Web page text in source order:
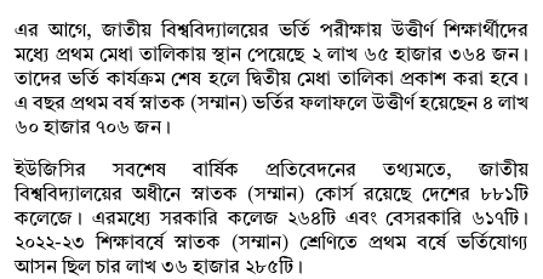
এর আগে, জাতীয় বিশ্ববিদ্যালয়ের ভর্তি পরীক্ষায় উত্তীর্ণ শিক্ষার্থীদের
মধ্যে প্রথম মেধা তালিকায় স্থান পেয়েছে ২ লাখ ৬৫ হাজার ৩৬৪ জন।
তাদের ভর্তি কার্যক্রম শেষ হলে দ্বিতীয় মেধা তালিকা প্রকাশ করা হবে।
এ বছর প্রথম বর্ষ স্নাতক (সম্মান) ভর্তির ফলাফলে উত্তীর্ণ হয়েছেন ৪ লাখ
৬০ হাজার ৭০৬ জন।
ইউজিসির সবশেষ বার্ষিক প্রতিবেদনের তথ্যমতে, জাতীয়
বিশ্ববিদ্যালয়ের অধীনে স্নাতক (সম্মান) কোর্স রয়েছে দেশের ৮৮১টি
কলেজে। এরমধ্যে সরকারি কলেজ ২৬৪টি এবং বেসরকারি ৬১৭টি।
২০২২-২৩ শিক্ষাবর্ষে স্নাতক (সম্মান) শ্রেণিতে প্রথম বর্ষে ভর্তিযোগ্য
আসন ছিল চার লাখ ৩৬ হাজার ২৮৫টি।